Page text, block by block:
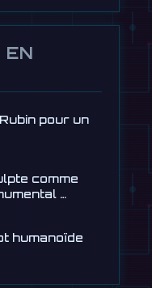
EN
pour un
comme
…
humanoïde